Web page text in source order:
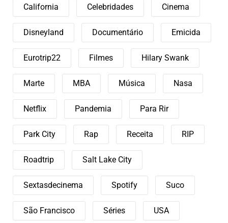
California Celebridades Cinema
Disneyland Documentário Emicida
Eurotrip22 Filmes Hilary Swank
Marte MBA Música Nasa
Netflix Pandemia Para Rir
Park City Rap Receita RIP
Roadtrip Salt Lake City
Sextasdecinema Spotify Suco
São Francisco Séries USA